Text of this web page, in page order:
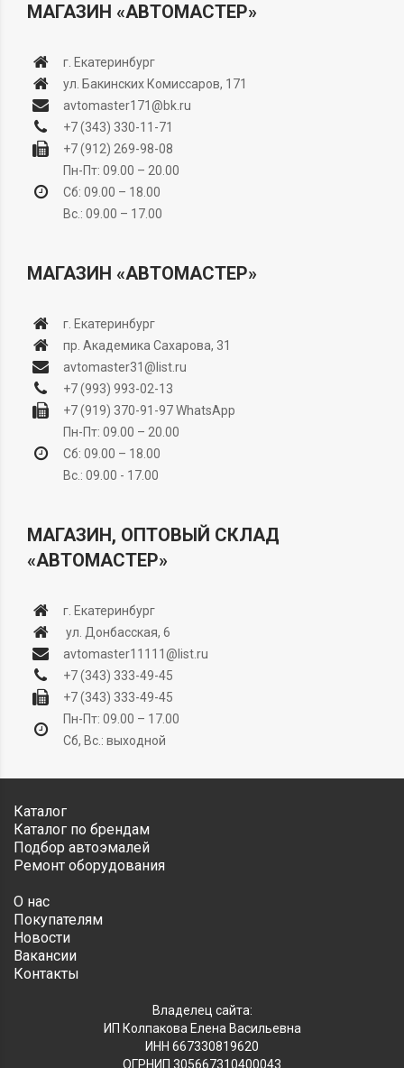
МАГАЗИН «АВТОМАСТЕР»
г. Екатеринбург
ул. Бакинских Комиссаров, 171
avtomaster171@bk.ru
+7 (343) 330-11-71
+7 (912) 269-98-08
Пн-Пт: 09.00 – 20.00
Сб: 09.00 – 18.00
Вс.: 09.00 – 17.00
МАГАЗИН «АВТОМАСТЕР»
г. Екатеринбург
пр. Академика Сахарова, 31
avtomaster31@list.ru
+7 (993) 993-02-13
+7 (919) 370-91-97WhatsApp
Пн-Пт: 09.00 – 20.00
Сб: 09.00 – 18.00
Вс.: 09.00 - 17.00
МАГАЗИН, ОПТОВЫЙ СКЛАД
«АВТОМАСТЕР»
г. Екатеринбург
ул. Донбасская, 6
avtomaster11111@list.ru
+7 (343) 333-49-45
+7 (343) 333-49-45
Пн-Пт: 09.00 – 17.00
Сб, Вс.: выходной
Каталог
Каталог по брендам
Подбор автоэмалей
Ремонт оборудования
О нас
Покупателям
Новости
Вакансии
Контакты
Владелец сайта:
ИП Колпакова Елена Васильевна
ИНН 667330819620
ОГРНИП 305667310400043